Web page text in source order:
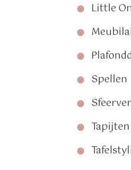
Little
Spellen
Tapijten